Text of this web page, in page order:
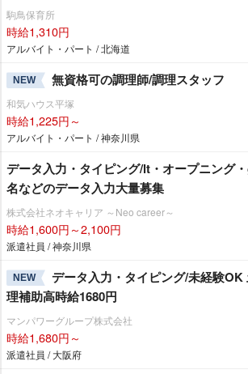
駒鳥保育所
時給1,310円
アルバイト・パート / 北海道
NEW 無資格可の調理師/調理スタッフ
和気ハウス平塚
時給1,225円～
アルバイト・パート / 神奈川県
データ入力・タイピング/lt・オープニング
名などのデータ入力大量募集
株式会社ネオキャリア ～Neo career～
時給1,600円～2,100円
派遣社員 / 神奈川県
NEW
データ入力・タイピング/未経験
理補助高時給1680円
マンパワーグループ株式会社
時給1,680円～
派遣社員 / 大阪府